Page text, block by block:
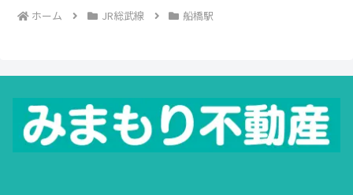
ホーム JR総武線 船橋駅